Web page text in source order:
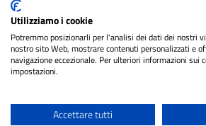
Attuazione Misure PNRR
Piano di miglioramento del sito
Note legali
cura diNET SMART
Utilizziamo i cookie
Potremmo posizionarli per l'analisi dei dati dei nostri
nostro sito Web, mostrare contenuti personalizzati e
navigazione eccezionale. Per ulteriori informazioni sui
impostazioni.
Accettare tutti